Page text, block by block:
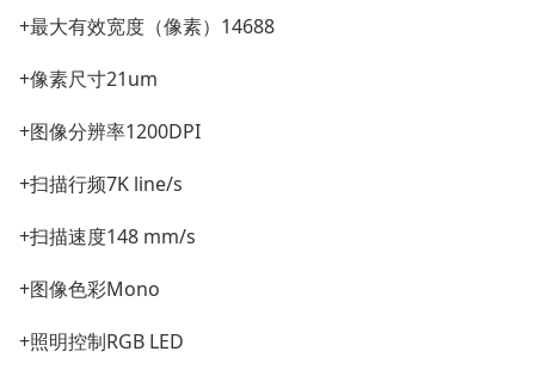
+最大有效宽度（像素）14688
+像素尺寸21um
+图像分辨率1200DPI
+扫描行频7K line/s
+扫描速度148 mm/s
+图像色彩Mono
+照明控制RGB LED